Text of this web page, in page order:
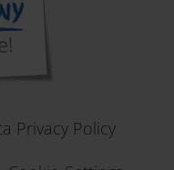
Privacy Policy